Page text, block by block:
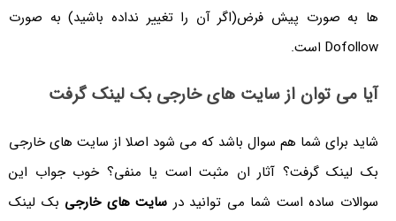
ها به صورت پیش فرض(اگر آن را تغییر نداده باشید) به صورت
Dofollow است.
آیا می توان از سایت های خارجی بک لینک گرفت
شاید برای شما هم سوال باشد که می شود اصلا از سایت های خارجی
بک لینک گرفت؟ آثار ان مثبت است یا منفی؟ خوب جواب این
سوالات ساده است شما می توانید در سایت های خارجیبک لینک